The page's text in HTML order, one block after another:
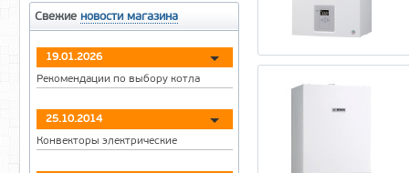
Свежие новости магазина
19.01.2026
Рекомендации по выбору котла
25.10.2014
Конвекторы электрические